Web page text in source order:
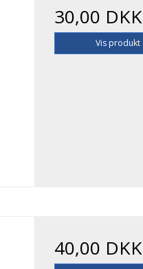
30,00 DKK
Vis produkt
40,00 DKK